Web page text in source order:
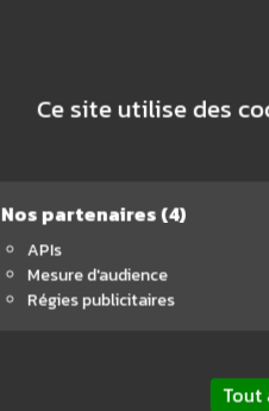
Ce site utilise des
Nos partenaires(4)
APIs
Mesure d'audience
Régies publicitaires
Tout